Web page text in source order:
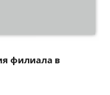
филиала в